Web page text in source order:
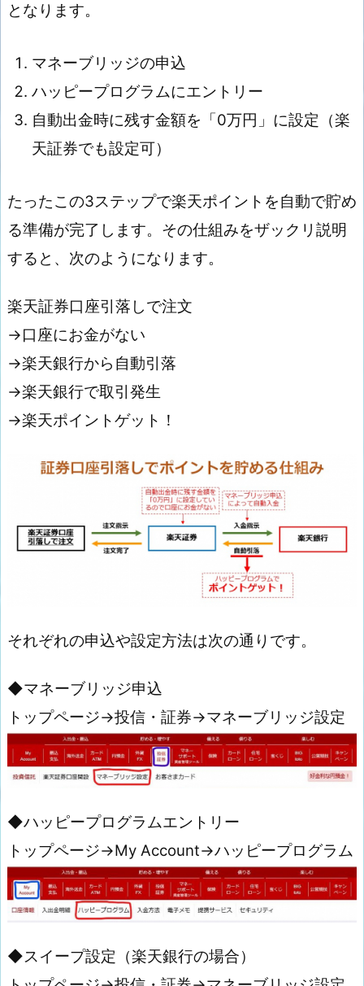
となります。
マネーブリッジの申込
ハッピープログラムにエントリー
自動出金時に残す金額を「0万円」に設定（楽
天証券でも設定可）
たったこの3ステップで楽天ポイントを自動で貯め
る準備が完了します。その仕組みをザックリ説明
すると、次のようになります。
楽天証券口座引落しで注文
→口座にお金がない
→楽天銀行から自動引落
→楽天銀行で取引発生
→楽天ポイントゲット！
それぞれの申込や設定方法は次の通りです。
◆マネーブリッジ申込
トップページ→投信・証券→マネーブリッジ設定
◆ハッピープログラムエントリー
トップページ→My Account→ハッピープログラム
◆スイープ設定（楽天銀行の場合）